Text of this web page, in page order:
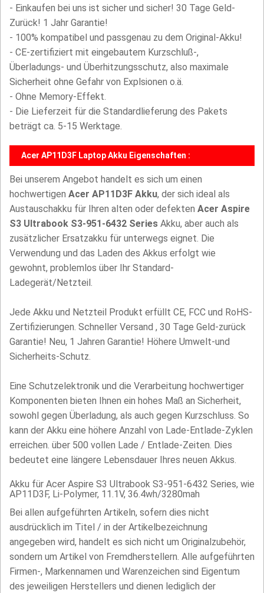
- Einkaufen bei uns ist sicher und sicher! 30 Tage Geld-
Zurück! 1 Jahr Garantie!
- 100% kompatibel und passgenau zu dem Original-Akku!
- CE-zertifiziert mit eingebautem Kurzschluß-,
Überladungs- und Überhitzungsschutz, also maximale
Sicherheit ohne Gefahr von Explsionen o.ä.
- Ohne Memory-Effekt.
- Die Lieferzeit für die Standardlieferung des Pakets
beträgt ca. 5-15 Werktage.
Acer AP11D3F Laptop Akku Eigenschaften :
Bei unserem Angebot handelt es sich um einen
hochwertigen Acer AP11D3F Akku, der sich ideal als
Austauschakku für Ihren alten oder defekten Acer Aspire
S3 Ultrabook S3-951-6432 Series Akku, aber auch als
zusätzlicher Ersatzakku für unterwegs eignet. Die
Verwendung und das Laden des Akkus erfolgt wie
gewohnt, problemlos über Ihr Standard-
Ladegerät/Netzteil.
Jede Akku und Netzteil Produkt erfüllt CE, FCC und RoHS-
Zertifizierungen. Schneller Versand , 30 Tage Geld-zurück
Garantie! Neu, 1 Jahren Garantie! Höhere Umwelt-und
Sicherheits-Schutz.
Eine Schutzelektronik und die Verarbeitung hochwertiger
Komponenten bieten Ihnen ein hohes Maß an Sicherheit,
sowohl gegen Überladung, als auch gegen Kurzschluss. So
kann der Akku eine höhere Anzahl von Lade-Entlade-Zyklen
erreichen. über 500 vollen Lade / Entlade-Zeiten. Dies
bedeutet eine längere Lebensdauer Ihres neuen Akkus.
Akku für Acer Aspire S3 Ultrabook S3-951-6432 Series, wie
AP11D3F, Li-Polymer, 11.1V, 36.4wh/3280mah
Bei allen aufgeführten Artikeln, sofern dies nicht
ausdrücklich im Titel / in der Artikelbezeichnung
angegeben wird, handelt es sich nicht um Originalzubehör,
sondern um Artikel von Fremdherstellern. Alle aufgeführten
Firmen-, Markennamen und Warenzeichen sind Eigentum
des jeweiligen Herstellers und dienen lediglich der